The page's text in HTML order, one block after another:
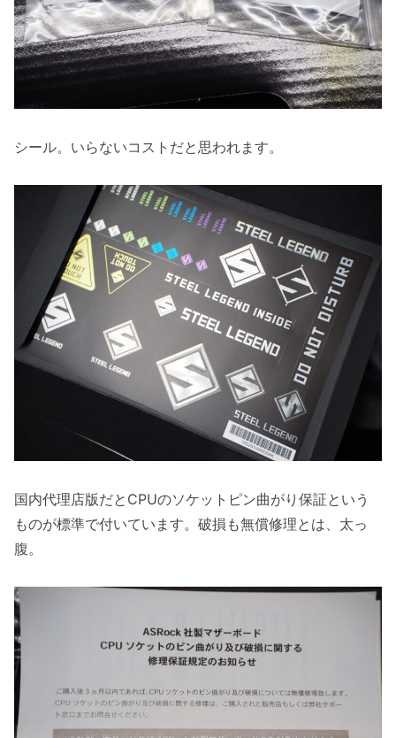
シール。いらないコストだと思われます。
国内代理店版だとCPUのソケットピン曲がり保証という
ものが標準で付いています。破損も無償修理とは、太っ
腹。